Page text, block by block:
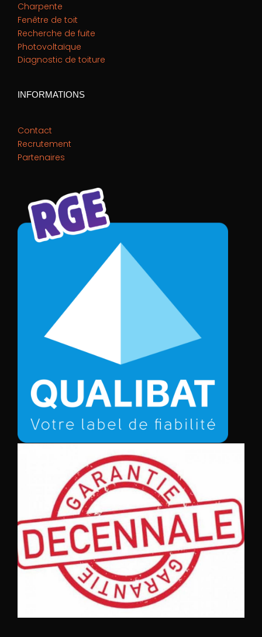
Charpente
Fenêtre de toit
Recherche de fuite
Photovoltaïque
Diagnostic de toiture
INFORMATIONS
Contact
Recrutement
Partenaires